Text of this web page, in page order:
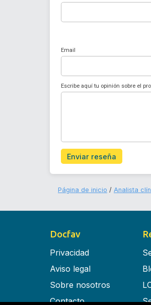
Email
Escribe aquí tu opinión sobre el
Enviar reseña
Página de inicio Analista
Docfav
Privacidad
Aviso legal
Sobre nosotros
Contacto